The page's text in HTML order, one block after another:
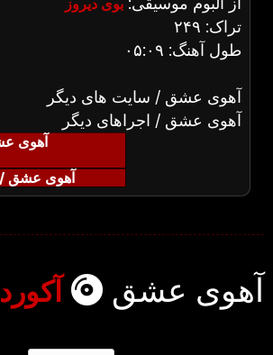
بوی دیروز
تراک: ۲۴۹
طول آهنگ: ۰۵:۰۹
آهوی عشق / سایت های دیگر
آهوی عشق / اجراهای دیگر
آهوی
آهوی عشق /
آهوی عشق آکورد